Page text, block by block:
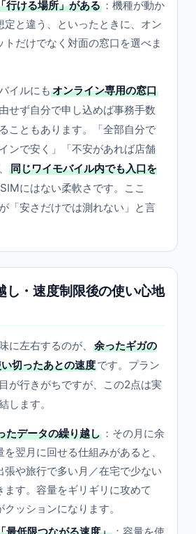
行ける場所」がある ：機種が動か
定と違う、といったときに、オン
トだけでなく対面の窓口を選べま
イルにも オンライン専用の窓口
せず自分で申し込めば事務手数
こともあります。「全部自分で
ンで安く」「不安があれば店舗
同じワイモバイル内でも入口を
にはない柔軟さです。ここ
「安さだけでは測れない」と言
し・速度制限後の使い心地
に左右するのが、
余ったギガの
切ったあとの速度です。プラン
が行きがちですが、この2点は実
します。
たデータの繰り越し ：その月に余
を翌月に回せる仕組みがあると、
張や旅行で多い月／在宅で少ない
ます。容量をギリギリに攻めて
ッションになります。